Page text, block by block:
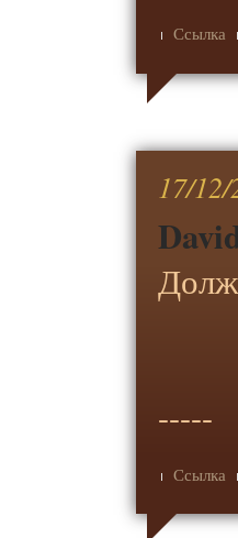
Ссылка
17/
-----
Ссылка